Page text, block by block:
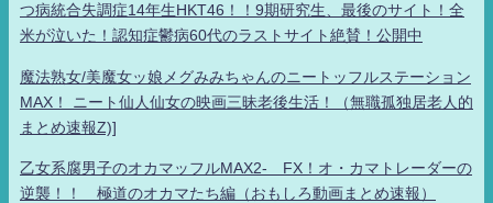
つ病統合失調症14年生HKT46！！9期研究生、最後のサイト！全
米が泣いた！認知症鬱病60代のラストサイト絶賛！公開中
魔法熟女/美魔女ッ娘メグみみちゃんのニートッフルステーション
MAX！ ニート仙人仙女の映画三昧老後生活！（無職孤独居老人的
まとめ速報Z)]
乙女系腐男子のオカマッフルMAX2- FX！オ・カマトレーダーの
逆襲！！ 極道のオカマたち編（おもしろ動画まとめ速報）